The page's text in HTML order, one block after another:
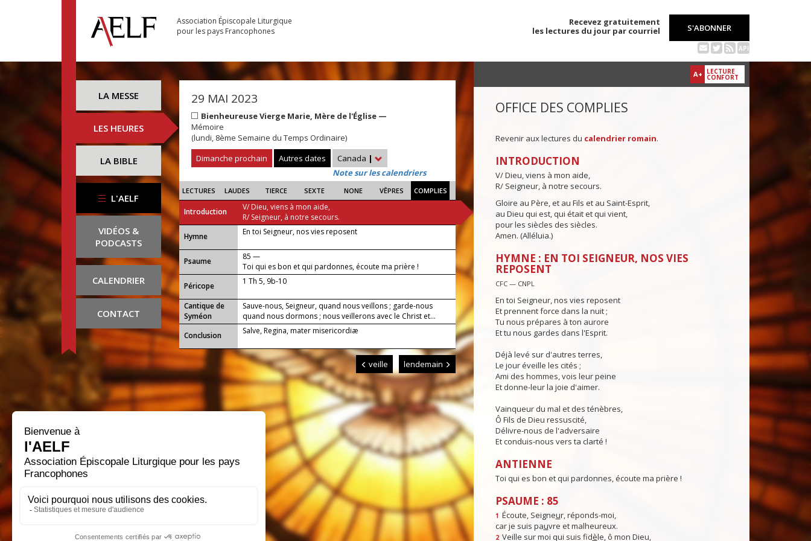
Association Épiscopale Liturgique
pour les pays Francophones
Recevez gratuitement
les lectures du jour par courriel
S'ABONNER
API
LA MESSE
LES HEURES
LA BIBLE
L'AELF
VIDÉOS &
PODCASTS
CALENDRIER
CONTACT
29 MAI 2023
Bienheureuse Vierge Marie, Mère de l'Église —
Mémoire
(lundi, 8ème Semaine du Temps Ordinaire)
Dimanche prochain
Autres dates Canada |
Note sur les calendriers
LECTURES LAUDES TIERCE SEXTE NONE VÊPRES COMPLIES
Introduction
V/ Dieu, viens à mon aide,
R/ Seigneur, à notre secours.
...
Hymne En toi Seigneur, nos vies reposent
Psaume
85 —
Toi qui es bon et qui pardonnes, écoute ma prière !
Péricope
1 Th 5, 9b-10
Cantique de
Syméon
Sauve-nous, Seigneur, quand nous veillons ; garde-nous
quand nous dormons ; nous veillerons avec le Christ et...
Conclusion
Salve, Regina, mater misericordiæ
veille lendemain
A+ LECTURE
CONFORT
OFFICE DES COMPLIES
Revenir aux lectures du calendrier romain.
INTRODUCTION
V/ Dieu, viens à mon aide,
R/ Seigneur, à notre secours.
Gloire au Père, et au Fils et au Saint-Esprit,
au Dieu qui est, qui était et qui vient,
pour les siècles des siècles.
Amen. (Alléluia.)
HYMNE : EN TOI SEIGNEUR, NOS VIES
REPOSENT
CFC — CNPL
En toi Seigneur, nos vies reposent
Et prennent force dans la nuit ;
Tu nous prépares à ton aurore
Et tu nous gardes dans l'Esprit.
Déjà levé sur d'autres terres,
Le jour éveille les cités ;
Ami des hommes, vois leur peine
Et donne-leur la joie d'aimer.
Vainqueur du mal et des ténèbres,
Ô Fils de Dieu ressuscité,
Délivre-nous de l'adversaire
Et conduis-nous vers ta clarté !
ANTIENNE
Toi qui es bon et qui pardonnes, écoute ma prière !
PSAUME : 85
1 Écoute, Seigneur, réponds-moi,
car je suis pauvre et malheureux.
2 Veille sur moi qui suis fidèle, ô mon Dieu,